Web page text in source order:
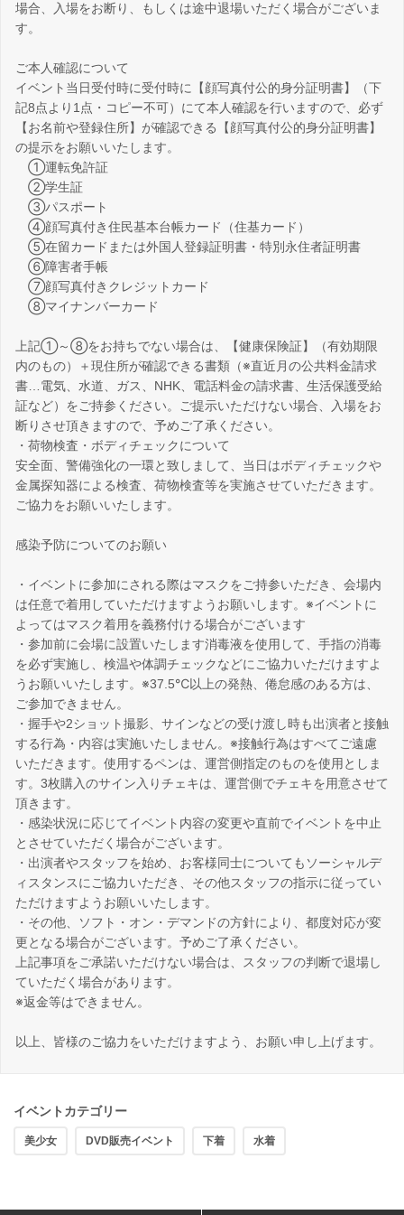
場合、入場をお断り、もしくは途中退場いただく場合がございま
す。
ご本人確認について
イベント当日受付時に受付時に【顔写真付公的身分証明書】（下
記8点より1点・コピー不可）にて本人確認を行いますので、必ず
【お名前や登録住所】が確認できる【顔写真付公的身分証明書】
の提示をお願いいたします。
①運転免許証
②学生証
③パスポート
④顔写真付き住民基本台帳カード（住基カード）
⑤在留カードまたは外国人登録証明書・特別永住者証明書
⑥障害者手帳
⑦顔写真付きクレジットカード
⑧マイナンバーカード
上記①～⑧をお持ちでない場合は、【健康保険証】（有効期限
内のもの）＋現住所が確認できる書類（※直近月の公共料金請求
書…電気、水道、ガス、NHK、電話料金の請求書、生活保護受給
証など）をご持参ください。ご提示いただけない場合、入場をお
断りさせ頂きますので、予めご了承ください。
・荷物検査・ボディチェックについて
安全面、警備強化の一環と致しまして、当日はボディチェックや
金属探知器による検査、荷物検査等を実施させていただきます。
ご協力をお願いいたします。
感染予防についてのお願い
・イベントに参加にされる際はマスクをご持参いただき、会場内
は任意で着用していただけますようお願いします。※イベントに
よってはマスク着用を義務付ける場合がございます
・参加前に会場に設置いたします消毒液を使用して、手指の消毒
を必ず実施し、検温や体調チェックなどにご協力いただけますよ
うお願いいたします。※37.5℃以上の発熱、倦怠感のある方は、
ご参加できません。
・握手や2ショット撮影、サインなどの受け渡し時も出演者と接触
する行為・内容は実施いたしません。※接触行為はすべてご遠慮
いただきます。使用するペンは、運営側指定のものを使用としま
す。3枚購入のサイン入りチェキは、運営側でチェキを用意させて
頂きます。
・感染状況に応じてイベント内容の変更や直前でイベントを中止
とさせていただく場合がございます。
・出演者やスタッフを始め、お客様同士についてもソーシャルデ
ィスタンスにご協力いただき、その他スタッフの指示に従ってい
ただけますようお願いいたします。
・その他、ソフト・オン・デマンドの方針により、都度対応が変
更となる場合がございます。予めご了承ください。
上記事項をご承諾いただけない場合は、スタッフの判断で退場し
ていただく場合があります。
※返金等はできません。
以上、皆様のご協力をいただけますよう、お願い申し上げます。
イベントカテゴリー
美少女 DVD販売イベント 下着 水着